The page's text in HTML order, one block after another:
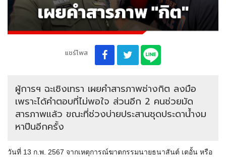
แชร์โพส
ผู้การฯ ฉะเชิงเทรา เผยคำสารภาพช่างกิต ลงมือ
เพราะได้คำตอบที่ไม่พอใจ ส่วนอีก 2 คนช่วยมัด
สารภาพแล้ว ขณะที่ช่วงบ่ายประสานชุดประดาน้ำงม
หาปืนอีกครั้ง
วันที่ 13 ก.พ. 2567 จากเหตุการณ์ฆาตกรรมนายธนาสันต์ เตอั้น หรือ